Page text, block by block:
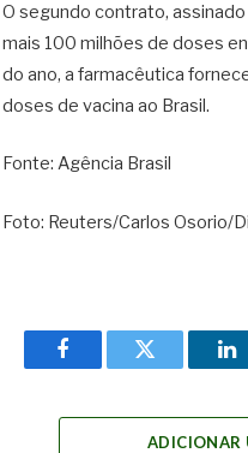
O segundo contrato,
mais 100 milhões de doses
do ano, a farmacêutica
doses de vacina ao Brasil.
Fonte: Agência Brasil
Foto: Reuters/Carlos Osorio/
FacebookTwitter
ADICIONAR